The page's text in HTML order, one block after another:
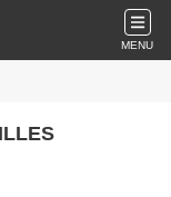
MENU